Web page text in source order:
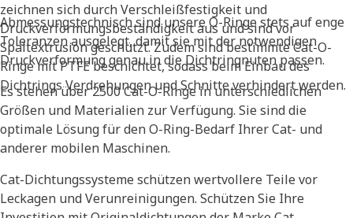
zeichnen sich durch Verschleißfestigkeit und
Druckverformungsbeständigkeit aus und sind vor
Spaltextrusion geschützt. Zudem sind bestimmte Cat-O-
Ringe mit PTFE beschichtet, sodass beim Einbau des
Dichtrings Verdrehungen und Schnitte verhindert werden.
Abmessungstechnisch sind unsere O-Ringe stets auf enge
Toleranzen ausgelegt, damit sie mit der notwendigen
Druckverformung genau in die Dichtringnuten passen.
Es stehen über 2500 Cat-O-Ringe in unterschiedlichen
Größen und Materialien zur Verfügung. Sie sind die
optimale Lösung für den O-Ring-Bedarf Ihrer Cat- und
anderer mobilen Maschinen.
Cat-Dichtungssysteme schützen wertvollere Teile vor
Leckagen und Verunreinigungen. Schützen Sie Ihre